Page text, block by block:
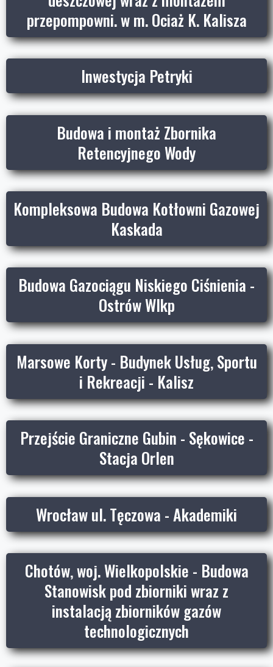
przepompowni. w m. Ociaż K. Kalisza
Inwestycja Petryki
Budowa i montaż Zbornika
Retencyjnego Wody
Kompleksowa Budowa Kotłowni Gazowej
Kaskada
Budowa Gazociągu Niskiego Ciśnienia -
Ostrów Wlkp
Marsowe Korty - Budynek Usług, Sportu
i Rekreacji - Kalisz
Przejście Graniczne Gubin - Sękowice -
Stacja Orlen
Wrocław ul. Tęczowa - Akademiki
Chotów, woj. Wielkopolskie - Budowa
Stanowisk pod zbiorniki wraz z
instalacją zbiorników gazów
technologicznych